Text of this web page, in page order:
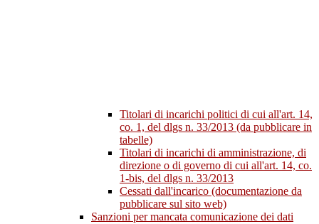
Titolari di incarichi politici di cui all'art. 14,
co. 1, del dlgs n. 33/2013 (da pubblicare in
tabelle)
Titolari di incarichi di amministrazione, di
direzione o di governo di cui all'art. 14, co.
1-bis, del dlgs n. 33/2013
Cessati dall'incarico (documentazione da
pubblicare sul sito web)
Sanzioni per mancata comunicazione dei dati